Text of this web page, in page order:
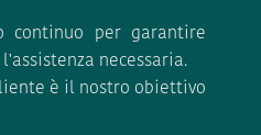
continuo per garantire
necessaria.
è il nostro obiettivo